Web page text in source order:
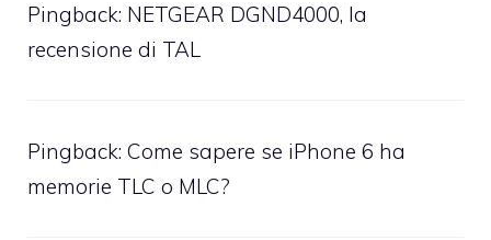
Pingback: NETGEAR DGND4000, la
recensione di TAL
Pingback: Come sapere se iPhone 6 ha
memorie TLC o MLC?